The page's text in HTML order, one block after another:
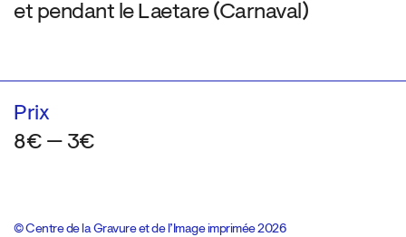
et pendant le Laetare (Carnaval)
Prix
8€ — 3€
© Centre de la Gravure et de l’Image imprimée 2026